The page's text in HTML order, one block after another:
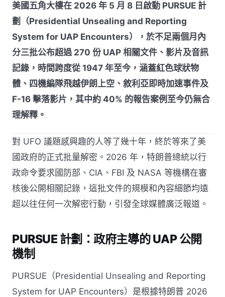
美國五角大樓在 2026 年 5 月 8 日啟動 PURSUE 計
劃（Presidential Unsealing and Reporting
System for UAP Encounters），於不足兩個月內
分三批公布超過 270 份 UAP 相關文件、影片及音訊
記錄，時間跨度從 1947 年至今，涵蓋紅色球狀物
體、四機編隊飛越伊朗上空、敘利亞即時加速事件及
F-16 擊落影片，其中約 40% 的報告案例至今仍無合
理解釋。
對 UFO 議題感興趣的人等了幾十年，終於等來了美
國政府的正式批量解密。2026 年，特朗普總統以行
政命令要求國防部、CIA、FBI 及 NASA 等機構在審
核後公開相關記錄，這批文件的規模和內容細節均遠
超以往任何一次解密行動，引發全球媒體廣泛報道。
PURSUE 計劃：政府主導的 UAP 公開
機制
PURSUE（Presidential Unsealing and Reporting
System for UAP Encounters）是根據特朗普 2026